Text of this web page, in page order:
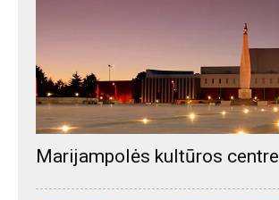
Marijampolės kultūros centre